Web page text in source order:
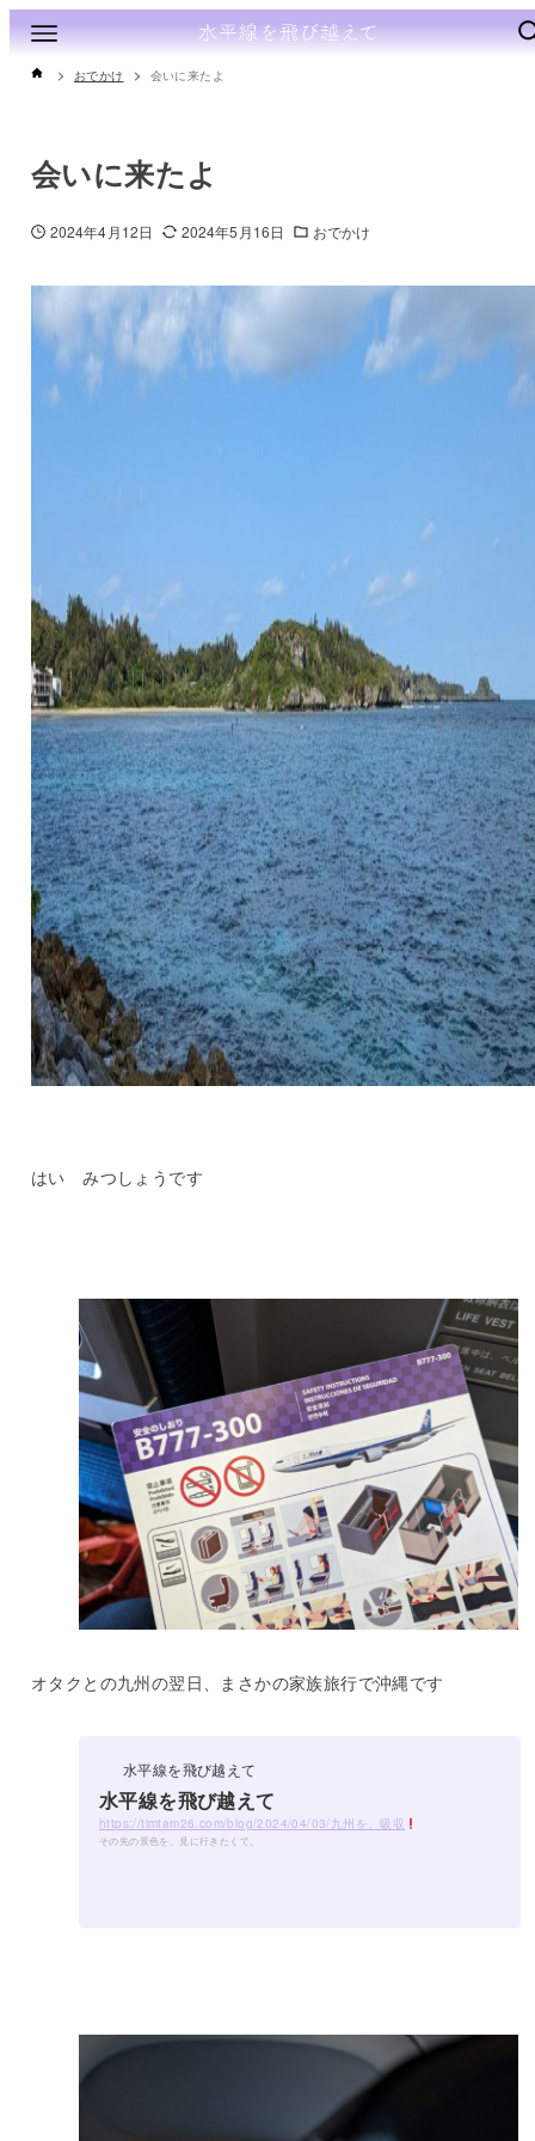
おでかけ 会いに来たよ
会いに来たよ
2024年4月12日 2024年5月16日 おでかけ
はい みつしょうです
オタクとの九州の翌日、まさかの家族旅行で沖縄です
水平線を飛び越えて
水平線を飛び越えて
https://timtam26.com/blog/2024/04/03/九州を、吸収
その先の景色を、見に行きたくて。